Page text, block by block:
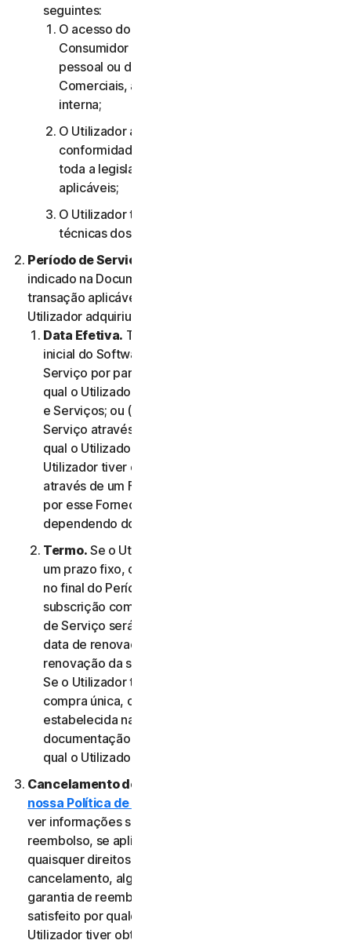
seguintes:
O acesso do utilizador aos Serviços de
Consumidor destina-se apenas à sua utilização
pessoal ou doméstica ou, no caso dos Serviços
Comerciais, apenas à sua utilização empresarial
interna;
O Utilizador aceita utilizar os Serviços em
conformidade com o presente Contrato e com
toda a legislação e todos os regulamentos
aplicáveis;
O Utilizador tem de cumprir quaisquer limitações
técnicas dos Serviços e/ou do Software.
Período de Serviço.
indicado na Documentação ou na documentação da
transação aplicável do Fornecedor através do qual o
Utilizador adquiriu o Serviço.
Data Efetiva. Terá início (a) na data da instalação
inicial do Software ou da primeira utilização do
Serviço por parte do Utilizador; ou (b) na data na
qual o Utilizador aceitou este Contrato de Licença
e Serviços; ou (c) se o Utilizador tiver adquirido o
Serviço através da nossa loja online, na data na
qual o Utilizador concluiu a compra; ou (d) se o
Utilizador tiver obtido o direito a utilizar o Serviço
através de um Fornecedor, na data determinada
por esse Fornecedor, conforme aplicável,
dependendo do que ocorrer primeiro.
Termo. Se o Utilizador tiver uma subscrição com
um prazo fixo, o Serviço termina automaticamente
no final do Período de Serviço. Se tiver uma
subscrição com renovação automática, o Período
de Serviço será renovado automaticamente na
data de renovação a menos que cancele a
renovação da subscrição antes do dia da cobrança.
Se o Utilizador tiver um serviço ou produto de
compra única, o Período de Serviço terá a duração
estabelecida na Documentação, ou na
documentação aplicável do Fornecedor através do
qual o Utilizador obteve o Serviço.
Cancelamento do Serviço.
nossa Política de Cancelamento e Reembolso
ver informações sobre o cancelamento e obter um
reembolso, se aplicável. Independentemente de
quaisquer direitos legais, como direitos de
cancelamento, alguns Serviços podem incluir uma
garantia de reembolso, caso o Utilizador não esteja
satisfeito por qualquer motivo. No entanto, se o
Utilizador tiver obtido o direito a utilizar o Serviço